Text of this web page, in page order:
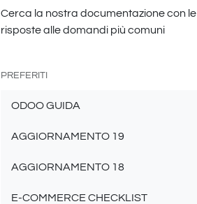
Cerca la nostra documentazione con le
risposte alle domandi più comuni
PREFERITI
ODOO GUIDA
AGGIORNAMENTO 19
AGGIORNAMENTO 18
E-COMMERCE CHECKLIST